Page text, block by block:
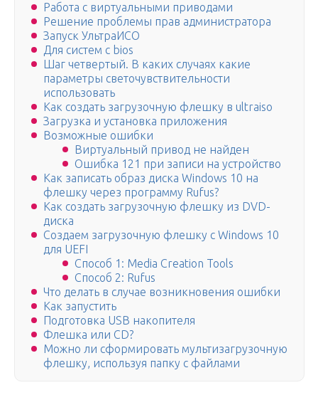
Работа с виртуальными приводами
Решение проблемы прав администратора
Запуск УльтраИСО
Для систем с bios
Шаг четвертый. В каких случаях какие
параметры светочувствительности
использовать
Как создать загрузочную флешку в ultraiso
Загрузка и установка приложения
Возможные ошибки
Виртуальный привод не найден
Ошибка 121 при записи на устройство
Как записать образ диска Windows 10 на
флешку через программу Rufus?
Как создать загрузочную флешку из DVD-
диска
Создаем загрузочную флешку с Windows 10
для UEFI
Способ 1: Media Creation Tools
Способ 2: Rufus
Что делать в случае возникновения ошибки
Как запустить
Подготовка USB накопителя
Флешка или CD?
Можно ли сформировать мультизагрузочную
флешку, используя папку с файлами